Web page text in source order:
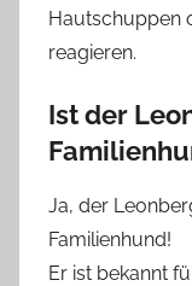
Hautschuppen
reagieren.
Ist der
Ja, der
Familienhund!
Er ist bekannt